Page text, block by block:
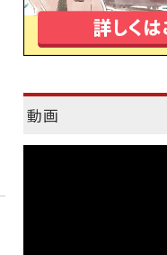
動画